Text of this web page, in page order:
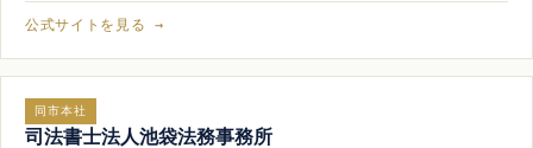
公式サイトを見る →
同市本社
司法書士法人池袋法務事務所